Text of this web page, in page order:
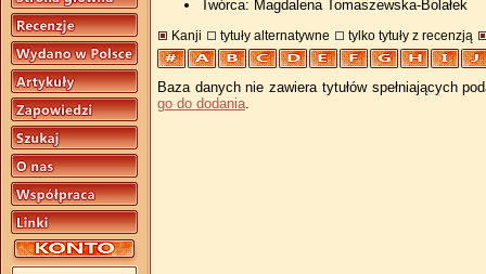
Twórca: Magdalena Tomaszewska-Bolałek
Kanji tytuły alternatywne tylko tytuły z recenzją
Baza danych nie zawiera tytułów spełniających
go do dodania.